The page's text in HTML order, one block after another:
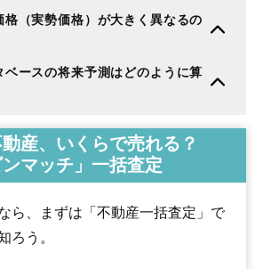
格（実勢価格）が大きく異なるの
ベースの将来予測はどのように算
産、いくらで売れる？
ンマッチ」一括査定
ら、まずは「不動産一括査定」で
ろう。